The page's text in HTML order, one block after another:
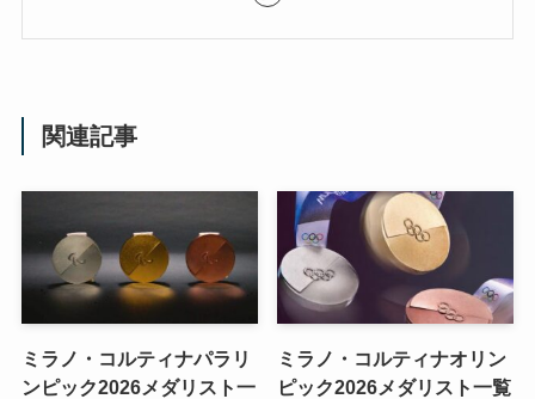
関連記事
ミラノ・コルティナパラリ
ンピック2026メダリスト一
ミラノ・コルティナオリン
ピック2026メダリスト一覧